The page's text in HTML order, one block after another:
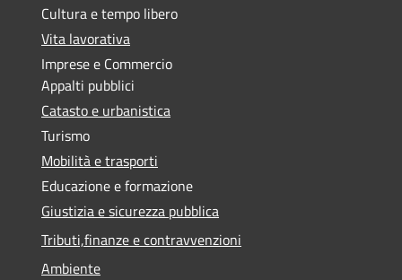
Cultura e tempo libero
Vita lavorativa
Imprese e Commercio
Appalti pubblici
Catasto e urbanistica
Turismo
Mobilità e trasporti
Educazione e formazione
Giustizia e sicurezza pubblica
Tributi,finanze e contravvenzioni
Ambiente